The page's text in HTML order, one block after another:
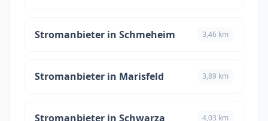
Stromanbieter in Schmeheim 3,46 km
Stromanbieter in Marisfeld 3,89 km
Stromanbieter in Schwarza 4,03 km